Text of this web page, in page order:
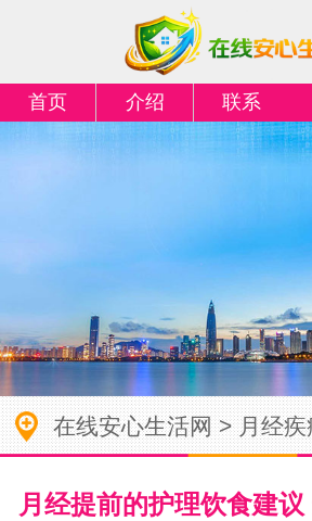
首页 介绍 联系
在线安心生活网>月经疾
月经提前的护理饮食建